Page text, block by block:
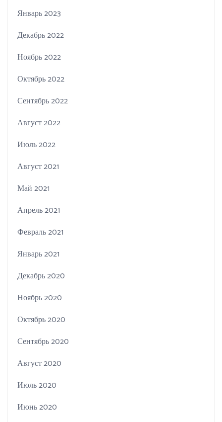
Январь 2023
Декабрь 2022
Ноябрь 2022
Октябрь 2022
Сентябрь 2022
Август 2022
Июль 2022
Август 2021
Май 2021
Апрель 2021
Февраль 2021
Январь 2021
Декабрь 2020
Ноябрь 2020
Октябрь 2020
Сентябрь 2020
Август 2020
Июль 2020
Июнь 2020